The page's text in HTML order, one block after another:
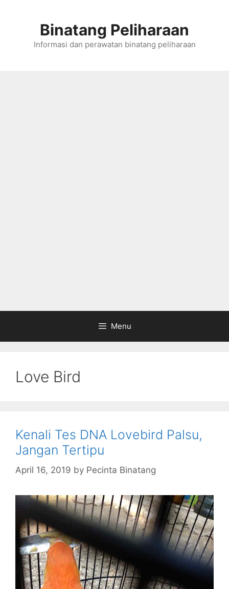
Binatang Peliharaan
Informasi dan perawatan binatang peliharaan
Menu
Love Bird
Kenali Tes DNA Lovebird Palsu,
Jangan Tertipu
April 16, 2019 by Pecinta Binatang